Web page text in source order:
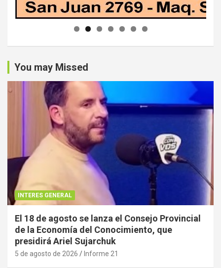
You may Missed
INTERES GENERAL
El 18 de agosto se lanza el Consejo Provincial
de la Economía del Conocimiento, que
presidirá Ariel Sujarchuk
5 de agosto de 2026 Informe 21